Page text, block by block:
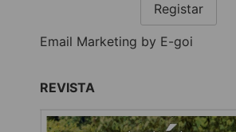
Registar
Email Marketing by E-goi
REVISTA